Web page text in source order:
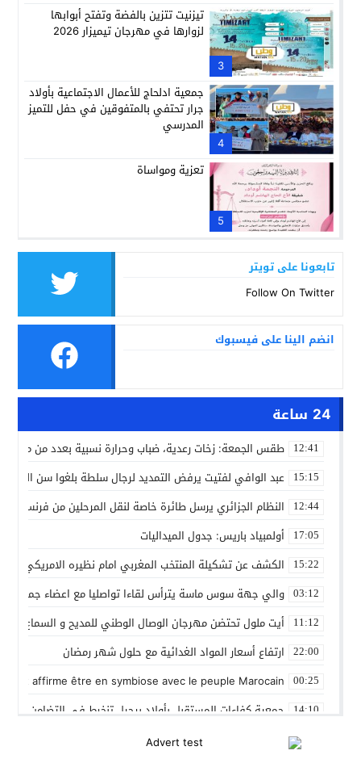
3
تيزنيت تتزين بالفضة وتفتح أبوابها
لزوارها في مهرجان تيميزار 2026
4
جمعية ادلحاج للأعمال الاجتماعية بأولاد
جرار تحتفي بالمتفوقين في حفل للتميز
المدرسي
5
تعزية ومواساة
تابعونا على تويتر
Follow On Twitter
انضم الينا على فيسبوك
24 ساعة
12:41 طقس الجمعة: زخات رعدية، ضباب وحرارة نسبية بعدد من مدن
15:15 عبد الوافي لفتيت يرفض التمديد لرجال سلطة بلغوا سن التقاعد
12:44 النظام الجزائري يرسل طائرة خاصة لنقل المرحلين من فرنسا
17:05 أولمبياد باريس: جدول الميداليات
15:22 الكشف عن تشكيلة المنتخب المغربي امام نظيره الامريكي
03:12 والي جهة سوس ماسة يترأس لقاءا تواصليا مع اعضاء جماعة
11:12 أيت ملول تحتضن مهرجان الوصال الوطني للمديح و السماع من 25 إلى 30 مارس
22:00 ارتفاع أسعار المواد الغدائية مع حلول شهر رمضان
00:25
affirme être en symbiose avec le peuple Marocain
14:10 جمعية كفاءات المستقبل بأولاد برحيل تنخرط في التضامن
12:01 المنتخب المغربي داخل القاعة يتأهل الى نصف نهائي كأس